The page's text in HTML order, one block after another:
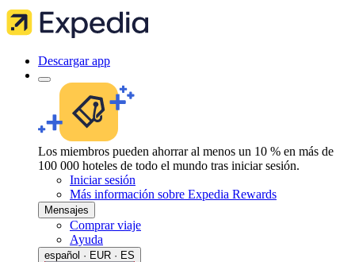
Descargar app
Los miembros pueden ahorrar al menos un 10 % en más de
100 000 hoteles de todo el mundo tras iniciar sesión.
Iniciar sesión
Más información sobre Expedia Rewards
Mensajes
Comprar viaje
Ayuda
español · EUR · ES